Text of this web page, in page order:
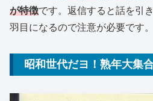
が特徴です。返信すると話を引
羽目になるので注意が必要です。
昭和世代だヨ！熟年大集